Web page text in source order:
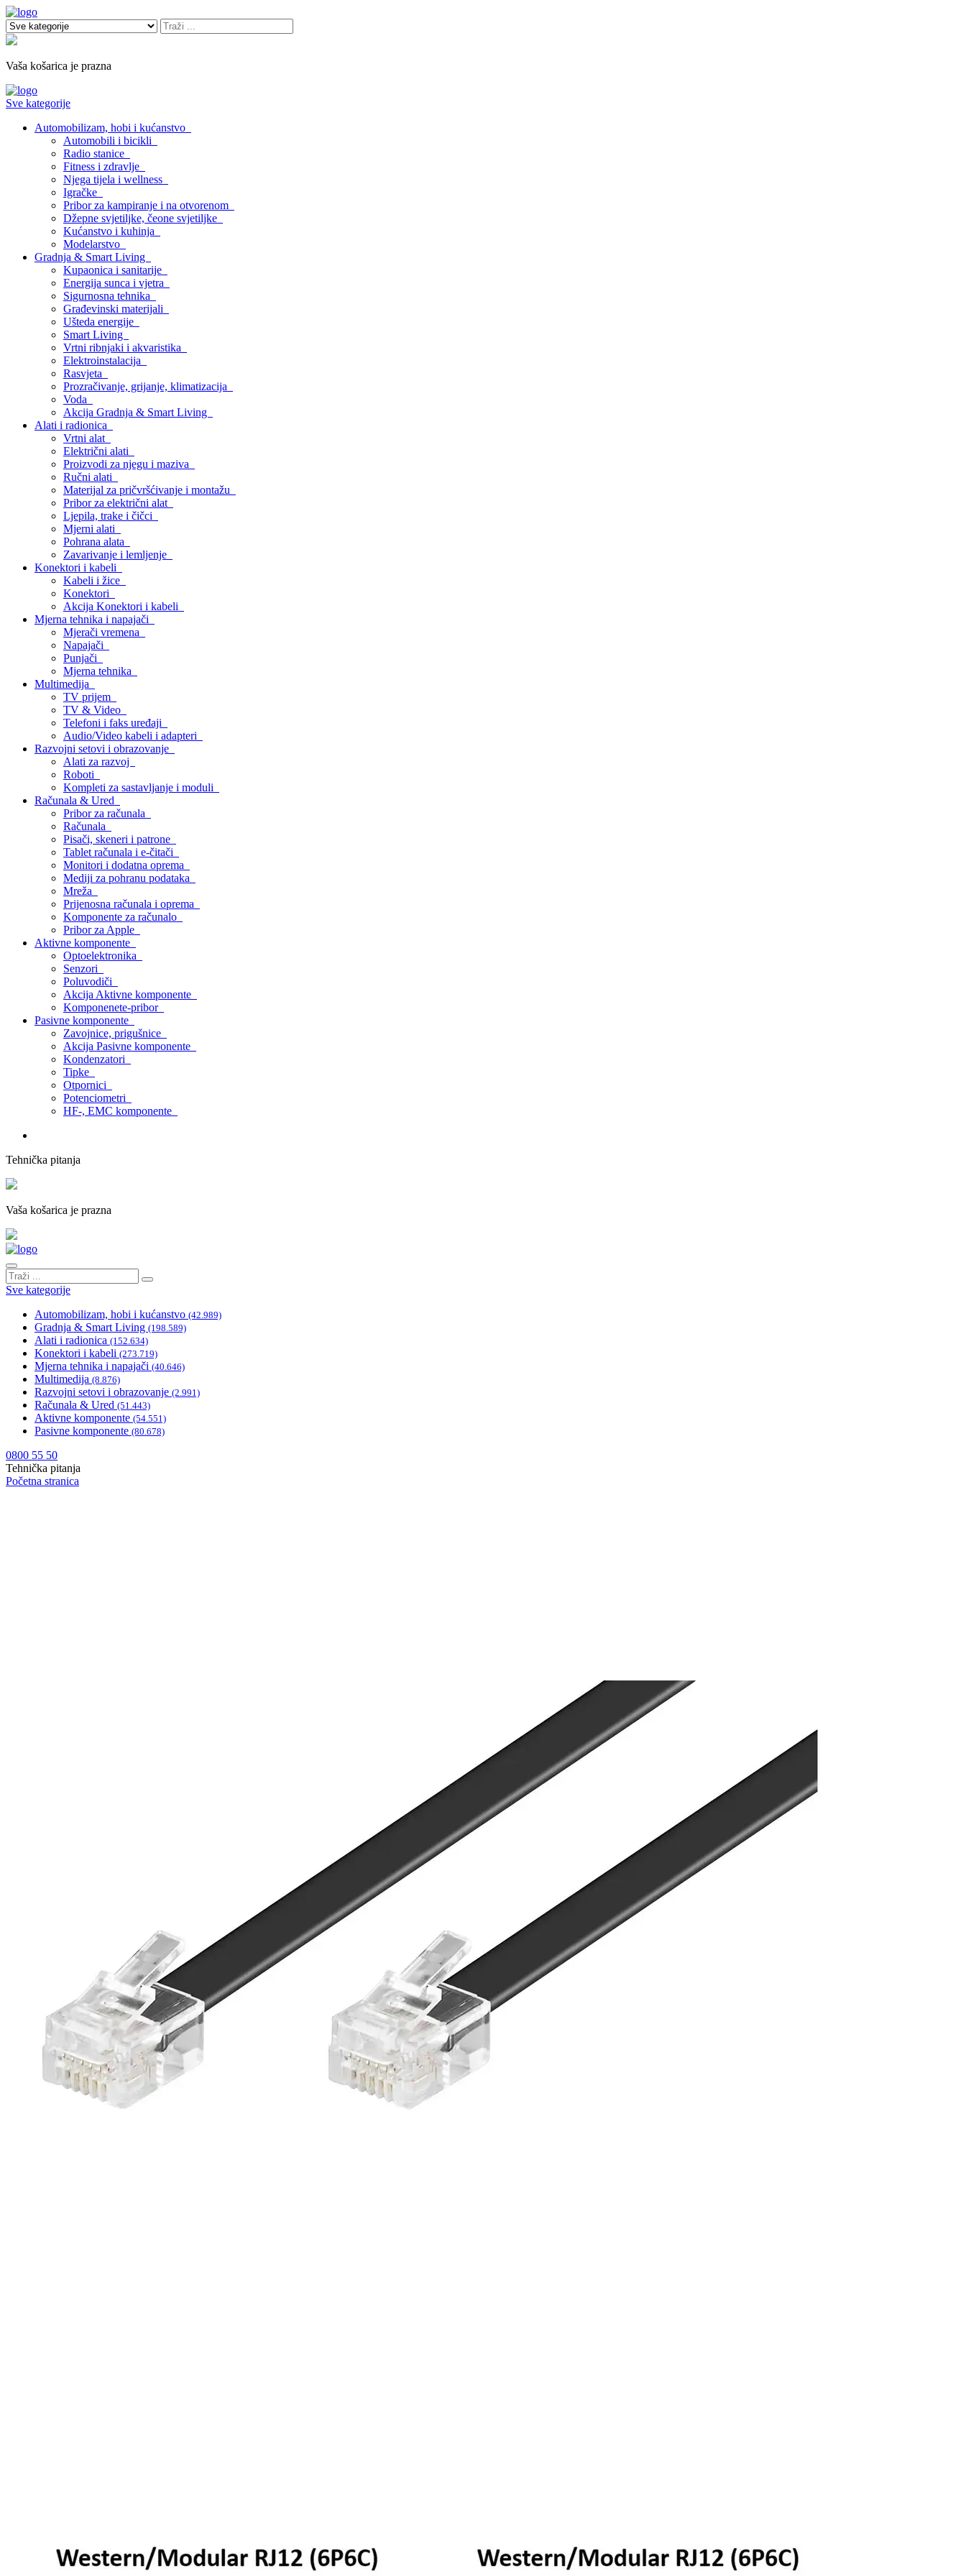
Vaša košarica je prazna
Sve kategorije
Automobilizam, hobi i kućanstvo
Automobili i bicikli
Radio stanice
Fitness i zdravlje
Njega tijela i wellness
Igračke
Pribor za kampiranje i na otvorenom
Džepne svjetiljke, čeone svjetiljke
Kućanstvo i kuhinja
Modelarstvo
Gradnja & Smart Living
Kupaonica i sanitarije
Energija sunca i vjetra
Sigurnosna tehnika
Građevinski materijali
Ušteda energije
Smart Living
Vrtni ribnjaki i akvaristika
Elektroinstalacija
Rasvjeta
Prozračivanje, grijanje, klimatizacija
Voda
Akcija Gradnja & Smart Living
Alati i radionica
Vrtni alat
Električni alati
Proizvodi za njegu i maziva
Ručni alati
Materijal za pričvršćivanje i montažu
Pribor za električni alat
Ljepila, trake i čičci
Mjerni alati
Pohrana alata
Zavarivanje i lemljenje
Konektori i kabeli
Kabeli i žice
Konektori
Akcija Konektori i kabeli
Mjerna tehnika i napajači
Mjerači vremena
Napajači
Punjači
Mjerna tehnika
Multimedija
TV prijem
TV & Video
Telefoni i faks uređaji
Audio/Video kabeli i adapteri
Razvojni setovi i obrazovanje
Alati za razvoj
Roboti
Kompleti za sastavljanje i moduli
Računala & Ured
Pribor za računala
Računala
Pisači, skeneri i patrone
Tablet računala i e-čitači
Monitori i dodatna oprema
Mediji za pohranu podataka
Mreža
Prijenosna računala i oprema
Komponente za računalo
Pribor za Apple
Aktivne komponente
Optoelektronika
Senzori
Poluvodiči
Akcija Aktivne komponente
Komponenete-pribor
Pasivne komponente
Zavojnice, prigušnice
Akcija Pasivne komponente
Kondenzatori
Tipke
Otpornici
Potenciometri
HF-, EMC komponente
Tehnička pitanja
Vaša košarica je prazna
Sve kategorije
Automobilizam, hobi i kućanstvo (42.989)
Gradnja & Smart Living (198.589)
Alati i radionica (152.634)
Konektori i kabeli (273.719)
Mjerna tehnika i napajači (40.646)
Multimedija (8.876)
Razvojni setovi i obrazovanje (2.991)
Računala & Ured (51.443)
Aktivne komponente (54.551)
Pasivne komponente (80.678)
0800 55 50
Tehnička pitanja
Početna stranica